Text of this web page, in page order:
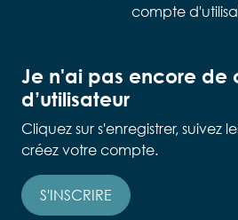
compte
Je n'ai pas encore de
d’utilisateur
Cliquez sur s'enregistrer, suivez
créez votre compte.
S'INSCRIRE